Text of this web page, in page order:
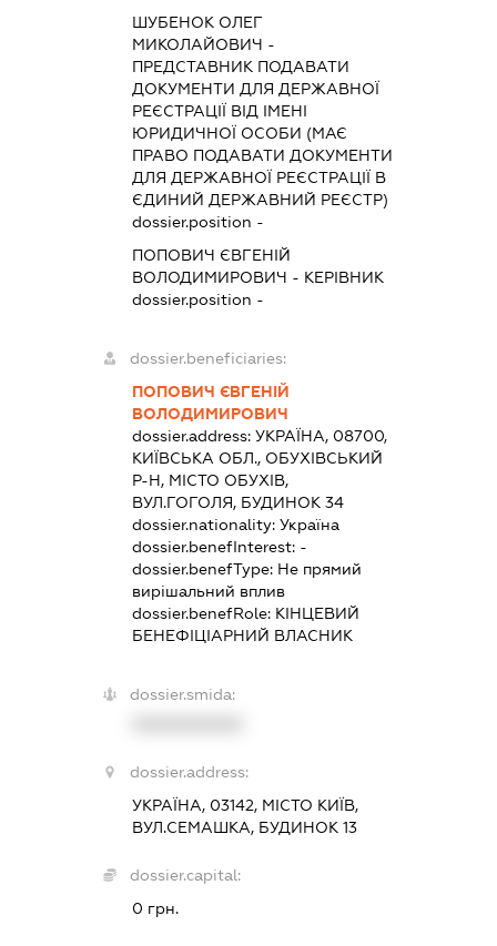
ШУБЕНОК ОЛЕГ
МИКОЛАЙОВИЧ -
ПРЕДСТАВНИКПОДАВАТИ
ДОКУМЕНТИ ДЛЯ ДЕРЖАВНОЇ
РЕЄСТРАЦІЇ ВІД ІМЕНІ
ЮРИДИЧНОЇ ОСОБИ (МАЄ
ПРАВО ПОДАВАТИ ДОКУМЕНТИ
ДЛЯ ДЕРЖАВНОЇ РЕЄСТРАЦІЇ В
ЄДИНИЙ ДЕРЖАВНИЙ РЕЄСТР)
dossier.position -
ПОПОВИЧ ЄВГЕНІЙ
ВОЛОДИМИРОВИЧ - КЕРІВНИК
dossier.position -
dossier.beneficiaries:
ПОПОВИЧ ЄВГЕНІЙ
ВОЛОДИМИРОВИЧ
dossier.address: УКРАЇНА, 08700,
КИЇВСЬКА ОБЛ., ОБУХІВСЬКИЙ
Р-Н, МІСТО ОБУХІВ,
ВУЛ.ГОГОЛЯ, БУДИНОК 34
dossier.nationality: Україна
dossier.benefInterest: -
dossier.benefType: Не прямий
вирішальний вплив
dossier.benefRole: КІНЦЕВИЙ
БЕНЕФІЦІАРНИЙ ВЛАСНИК
dossier.smida:
dossier.address:
УКРАЇНА, 03142, МІСТО КИЇВ,
ВУЛ.СЕМАШКА, БУДИНОК 13
dossier.capital:
0 грн.